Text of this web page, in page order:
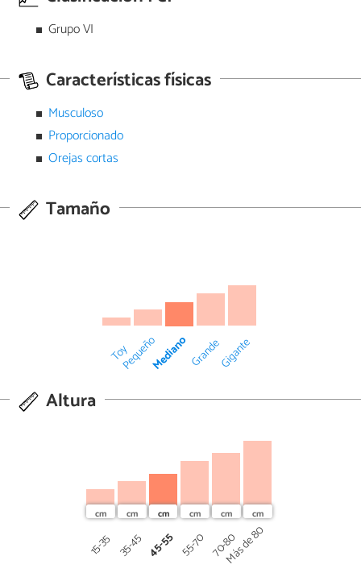
Grupo VI
Características físicas
Musculoso
Proporcionado
Orejas cortas
Tamaño
Toy
PequeñoMedianoGrandeGigante
Altura
15-35 35-45 45-55 55-70 70-80
Más de 80